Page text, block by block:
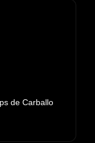
de Carballo